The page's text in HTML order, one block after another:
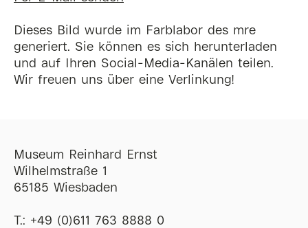
Dieses Bild wurde im Farblabor des mre
generiert. Sie können es sich herunterladen
und auf Ihren Social-Media-Kanälen teilen.
Wir freuen uns über eine Verlinkung!
Museum Reinhard Ernst
Wilhelmstraße 1
65185 Wiesbaden
T.: +49 (0)611 763 8888 0